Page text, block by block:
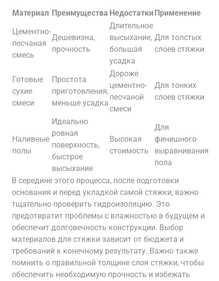
Материал Преимущества НедостаткиПрименение
Цементно-
песчаная
смесь
Дешевизна,
прочность
Длительное
высыхание,
большая
усадка
Для толстых
слоев стяжки
Готовые
сухие
смеси
Простота
приготовления,
меньше усадка
Дороже
цементно-
песчаной
смеси
Для тонких
слоев стяжки
Наливные
полы
Идеально
ровная
поверхность,
быстрое
высыхание
Высокая
стоимость
Для
финишного
выравнивания
пола
В середине этого процесса, после подготовки
основания и перед укладкой самой стяжки, важно
тщательно проверить гидроизоляцию. Это
предотвратит проблемы с влажностью в будущем и
обеспечит долговечность конструкции. Выбор
материалов для стяжки зависит от бюджета и
требований к конечному результату. Важно также
помнить о правильной толщине слоя стяжки, чтобы
обеспечить необходимую прочность и избежать